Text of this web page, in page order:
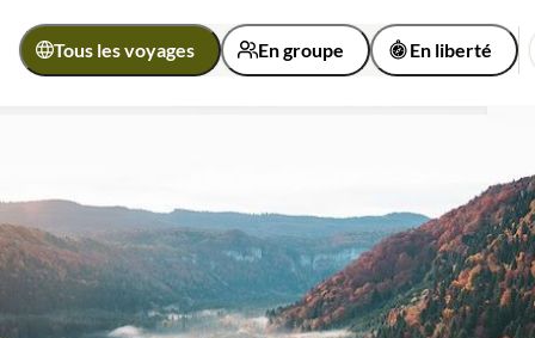
RandonnéeAutres régions
100% de satisfaction(8 avis)
Tous les voyages En groupe En liberté
Budget
Moins de 750 € De 750 à 1 250 €